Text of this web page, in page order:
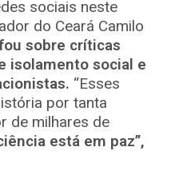
sociais neste
do Ceará Camilo
sobre críticas
isolamento social e
“Esses
por tanta
de milhares de
está em paz”,